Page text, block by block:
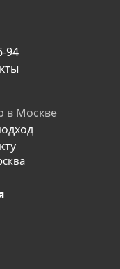
94
в Москве